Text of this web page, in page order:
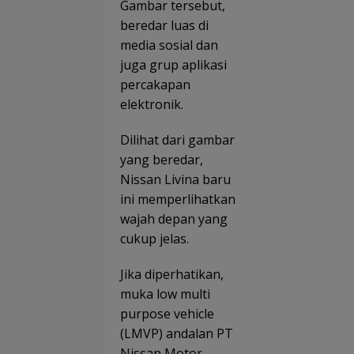
Gambar tersebut,
beredar luas di
media sosial dan
juga grup aplikasi
percakapan
elektronik.
Dilihat dari gambar
yang beredar,
Nissan Livina baru
ini memperlihatkan
wajah depan yang
cukup jelas.
Jika diperhatikan,
muka low multi
purpose vehicle
(LMVP) andalan PT